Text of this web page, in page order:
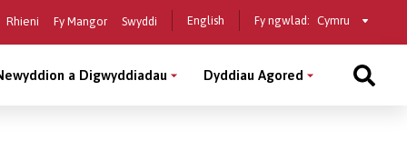
Rhieni Fy Mangor Swyddi English Fy ngwlad: Select
country
a Digwyddiadau Dyddiau Agored